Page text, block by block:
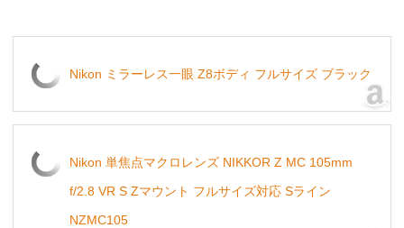
Nikon ミラーレス一眼 Z8ボディ フルサイズ ブラック
Nikon 単焦点マクロレンズ NIKKOR Z MC 105mm
f/2.8 VR S Zマウント フルサイズ対応 Sライン
NZMC105